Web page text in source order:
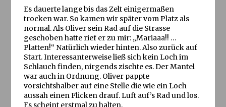
Es dauerte lange bis das Zelt einigermaßen
trocken war. So kamen wir später vom Platz als
normal. Als Oliver sein Rad auf die Strasse
geschoben hatte rief er zu mir: „Mariaaa!! …
Platten!“ Natürlich wieder hinten. Also zurück auf
Start. Interessanterweise ließ sich kein Loch im
Schlauch finden, nirgends zischte es. Der Mantel
war auch in Ordnung. Oliver pappte
vorsichtshalber auf eine Stelle die wie ein Loch
aussah einen Flicken drauf. Luft auf’s Rad und los.
Es scheint erstmal zu halten.